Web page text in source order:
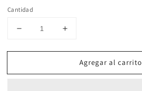
Cantidad
Reducir
para
Plata
Aumentar
para
Anillo
Plata
Agregar al carrito